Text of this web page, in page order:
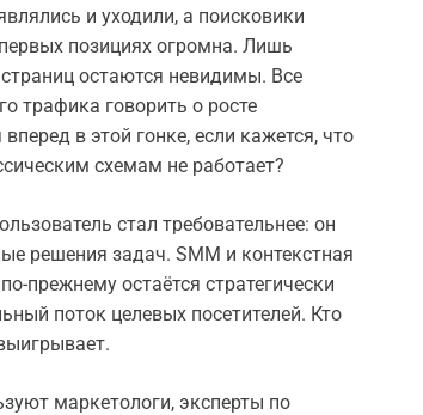
и уходили, а поисковики
позициях огромна. Лишь
остаются невидимы. Все
трафика говорить о росте
в этой гонке, если кажется, что
схемам не работает?
стал требовательнее: он
решения задач. SMM и контекстная
прежнему остаётся стратегически
поток целевых посетителей. Кто
маркетологи, эксперты по